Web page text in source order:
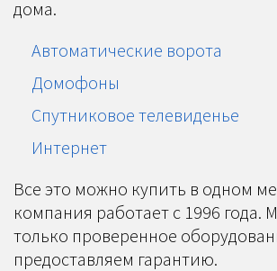
дома.
Автоматические ворота
Домофоны
Спутниковое телевиденье
Интернет
Все это можно купить в одном
компания работает с 1996 года.
только проверенное
предоставляем гарантию.